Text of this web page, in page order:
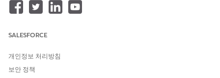
SALESFORCE
개인정보 처리방침
보안 정책